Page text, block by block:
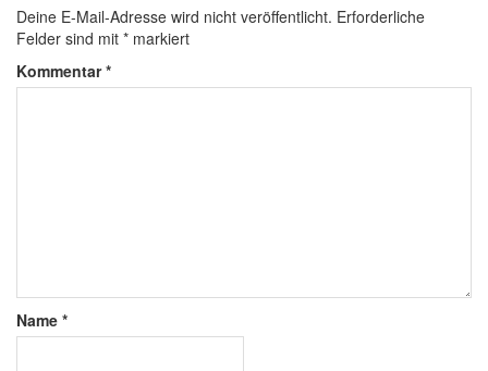
Deine E-Mail-Adresse wird nicht veröffentlicht. Erforderliche
Felder sind mit * markiert
Kommentar*
Name *